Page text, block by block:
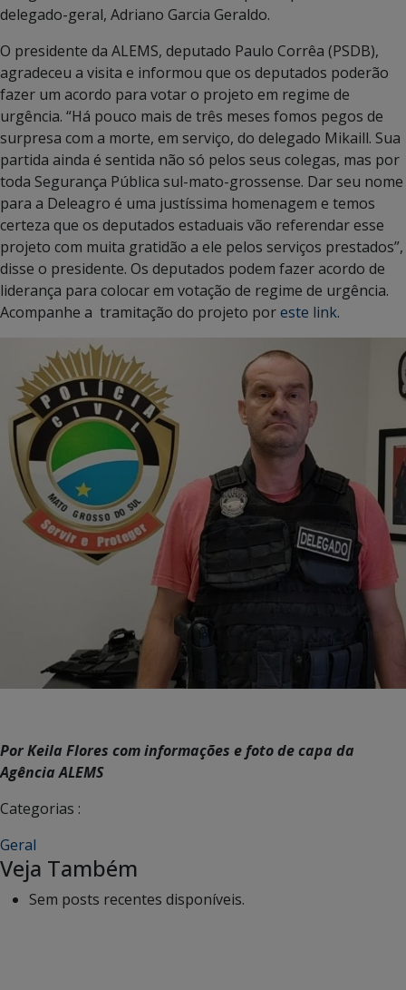
delegado-geral, Adriano Garcia Geraldo.
O presidente da ALEMS, deputado Paulo Corrêa (PSDB),
agradeceu a visita e informou que os deputados poderão
fazer um acordo para votar o projeto em regime de
urgência. “Há pouco mais de três meses fomos pegos de
surpresa com a morte, em serviço, do delegado Mikaill. Sua
partida ainda é sentida não só pelos seus colegas, mas por
toda Segurança Pública sul-mato-grossense. Dar seu nome
para a Deleagro é uma justíssima homenagem e temos
certeza que os deputados estaduais vão referendar esse
projeto com muita gratidão a ele pelos serviços prestados”,
disse o presidente. Os deputados podem fazer acordo de
liderança para colocar em votação de regime de urgência.
Acompanhe a tramitação do projeto poreste link.
Por Keila Flores com informações e foto de capa da
Agência ALEMS
Categorias :
Geral
Veja Também
Sem posts recentes disponíveis.